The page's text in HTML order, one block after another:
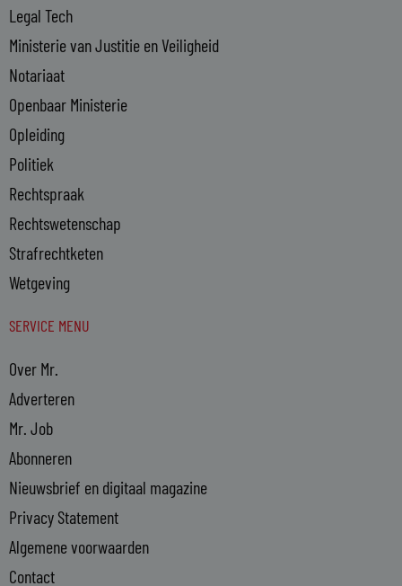
Legal Tech
Ministerie van Justitie en Veiligheid
Notariaat
Openbaar Ministerie
Opleiding
Politiek
Rechtspraak
Rechtswetenschap
Strafrechtketen
Wetgeving
SERVICE MENU
Over Mr.
Adverteren
Mr. Job
Abonneren
Nieuwsbrief en digitaal magazine
Privacy Statement
Algemene voorwaarden
Contact